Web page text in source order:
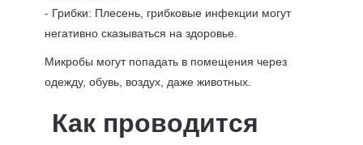
- Грибки: Плесень, грибковые инфекции могут
негативно сказываться на здоровье.
Микробы могут попадать в помещения через
одежду, обувь, воздух, даже животных.
Как проводится